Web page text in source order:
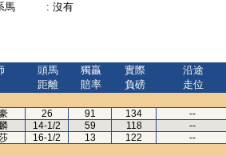
馬
: 沒有
頭馬
距離
獨贏
賠率
實際
負磅
沿途
走位
26 91 134 --
14-1/2 59 118 --
16-1/2 13 122 --